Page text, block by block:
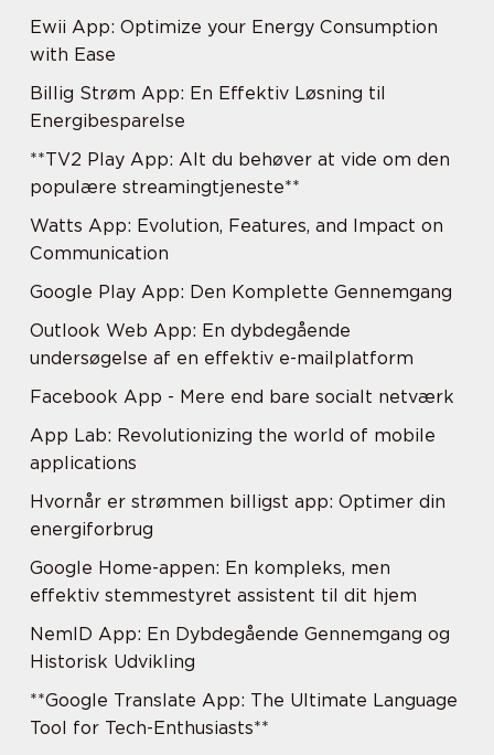
Ewii App: Optimize your Energy Consumption
with Ease
Billig Strøm App: En Effektiv Løsning til
Energibesparelse
**TV2 Play App: Alt du behøver at vide om den
populære streamingtjeneste**
Watts App: Evolution, Features, and Impact on
Communication
Google Play App: Den Komplette Gennemgang
Outlook Web App: En dybdegående
undersøgelse af en effektiv e-mailplatform
Facebook App - Mere end bare socialt netværk
App Lab: Revolutionizing the world of mobile
applications
Hvornår er strømmen billigst app: Optimer din
energiforbrug
Google Home-appen: En kompleks, men
effektiv stemmestyret assistent til dit hjem
NemID App: En Dybdegående Gennemgang og
Historisk Udvikling
**Google Translate App: The Ultimate Language
Tool for Tech-Enthusiasts**